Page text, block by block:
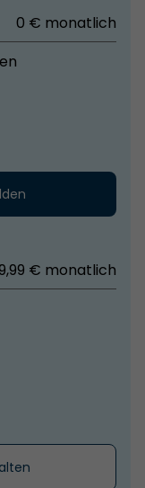
0 € monatlich
€ monatlich